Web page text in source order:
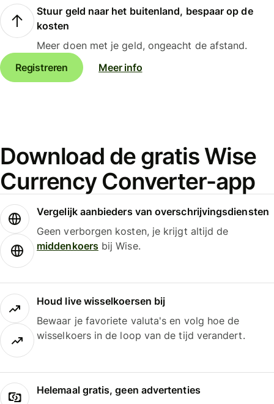
Stuur geld naar het buitenland, bespaar op de
kosten
Meer doen met je geld, ongeacht de afstand.
Registreren
Meer info
Download de gratis Wise
Currency Converter-app
Vergelijk aanbieders van overschrijvingsdiensten
Geen verborgen kosten, je krijgt altijd de
middenkoersbij Wise.
Houd live wisselkoersen bij
Bewaar je favoriete valuta's en volg hoe de
wisselkoers in de loop van de tijd verandert.
Helemaal gratis, geen advertenties